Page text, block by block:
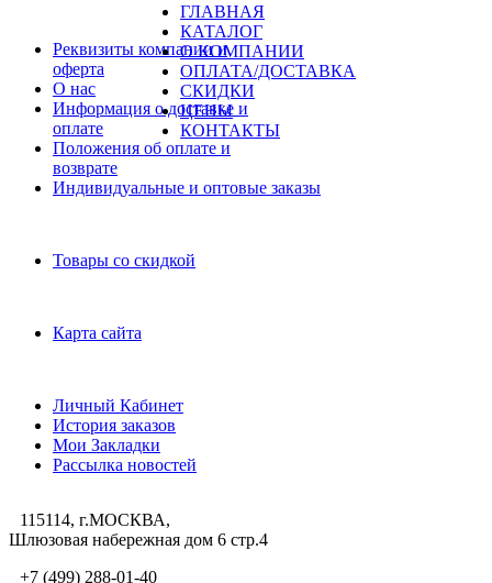
ГЛАВНАЯ
КАТАЛОГ
О КОМПАНИИ
ОПЛАТА/ДОСТАВКА
СКИДКИ
ЦЕНЫ
КОНТАКТЫ
Реквизиты компании и
оферта
О нас
Информация о доставке и
оплате
Положения об оплате и
возврате
Индивидуальные и оптовые заказы
Товары со скидкой
Карта сайта
Личный Кабинет
История заказов
Мои Закладки
Рассылка новостей
115114, г.МОСКВА,
Шлюзовая набережная дом 6 стр.4
+7 (499) 288-01-40